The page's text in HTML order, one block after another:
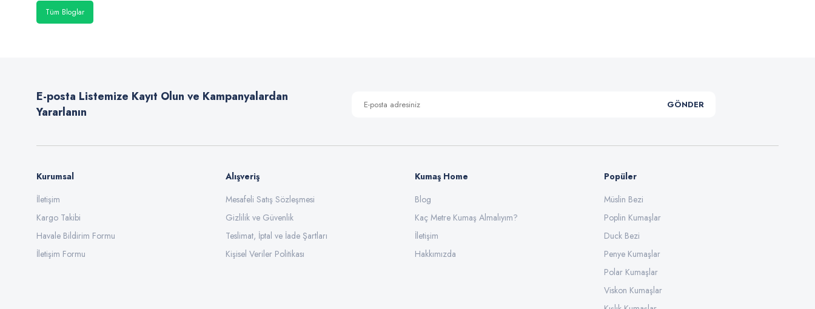
Tüm Bloglar
E-posta Listemize Kayıt Olun ve Kampanyalardan
Yararlanın
GÖNDER
Kurumsal
İletişim
Kargo Takibi
Havale Bildirim Formu
İletişim Formu
Alışveriş
Mesafeli Satış Sözleşmesi
Gizlilik ve Güvenlik
Teslimat, İptal ve İade Şartları
Kişisel Veriler Politikası
Kumaş Home
Blog
Kaç Metre Kumaş Almalıyım?
İletişim
Hakkımızda
Popüler
Müslin Bezi
Poplin Kumaşlar
Duck Bezi
Penye Kumaşlar
Polar Kumaşlar
Viskon Kumaşlar